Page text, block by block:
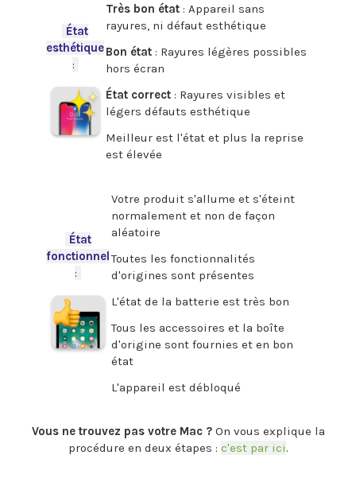
État
esthétique
:
Très bon état : Appareil sans
rayures, ni défaut esthétique
Bon état : Rayures légères possibles
hors écran
État correct : Rayures visibles et
légers défauts esthétique
Meilleur est l'état et plus la reprise
est élevée
État
fonctionnel
:
Votre produit s'allume et s'éteint
normalement et non de façon
aléatoire
Toutes les fonctionnalités
d'origines sont présentes
L'état de la batterie est très bon
Tous les accessoires et la boîte
d'origine sont fournies et en bon
état
L'appareil est débloqué
Vous ne trouvez pas votre Mac ?On vous explique la
procédure en deux étapes : c'est par ici.